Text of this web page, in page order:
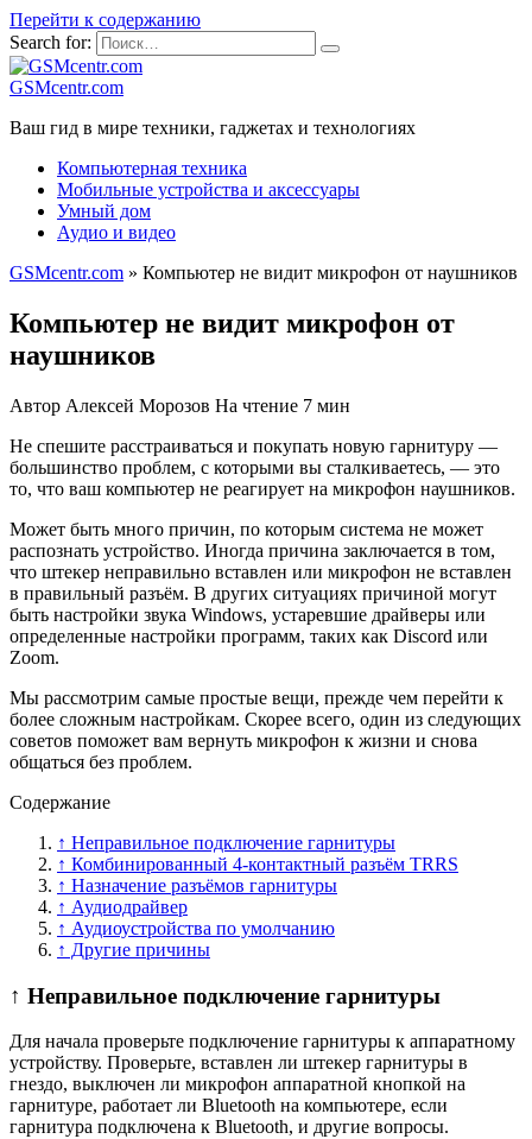
Перейти к содержанию
Search for:
GSMcentr.com
Ваш гид в мире техники, гаджетах и технологиях
Компьютерная техника
Мобильные устройства и аксессуары
Умный дом
Аудио и видео
GSMcentr.com » Компьютер не видит микрофон от наушников
Компьютер не видит микрофон от
наушников
Автор Алексей Морозов На чтение 7 мин
Не спешите расстраиваться и покупать новую гарнитуру —
большинство проблем, с которыми вы сталкиваетесь, — это
то, что ваш компьютер не реагирует на микрофон наушников.
Может быть много причин, по которым система не может
распознать устройство. Иногда причина заключается в том,
что штекер неправильно вставлен или микрофон не вставлен
в правильный разъём. В других ситуациях причиной могут
быть настройки звука Windows, устаревшие драйверы или
определенные настройки программ, таких как Discord или
Zoom.
Мы рассмотрим самые простые вещи, прежде чем перейти к
более сложным настройкам. Скорее всего, один из следующих
советов поможет вам вернуть микрофон к жизни и снова
общаться без проблем.
Содержание
↑ Неправильное подключение гарнитуры
↑ Комбинированный 4-контактный разъём TRRS
↑ Назначение разъёмов гарнитуры
↑ Аудиодрайвер
↑ Аудиоустройства по умолчанию
↑ Другие причины
↑ Неправильное подключение гарнитуры
Для начала проверьте подключение гарнитуры к аппаратному
устройству. Проверьте, вставлен ли штекер гарнитуры в
гнездо, выключен ли микрофон аппаратной кнопкой на
гарнитуре, работает ли Bluetooth на компьютере, если
гарнитура подключена к Bluetooth, и другие вопросы.